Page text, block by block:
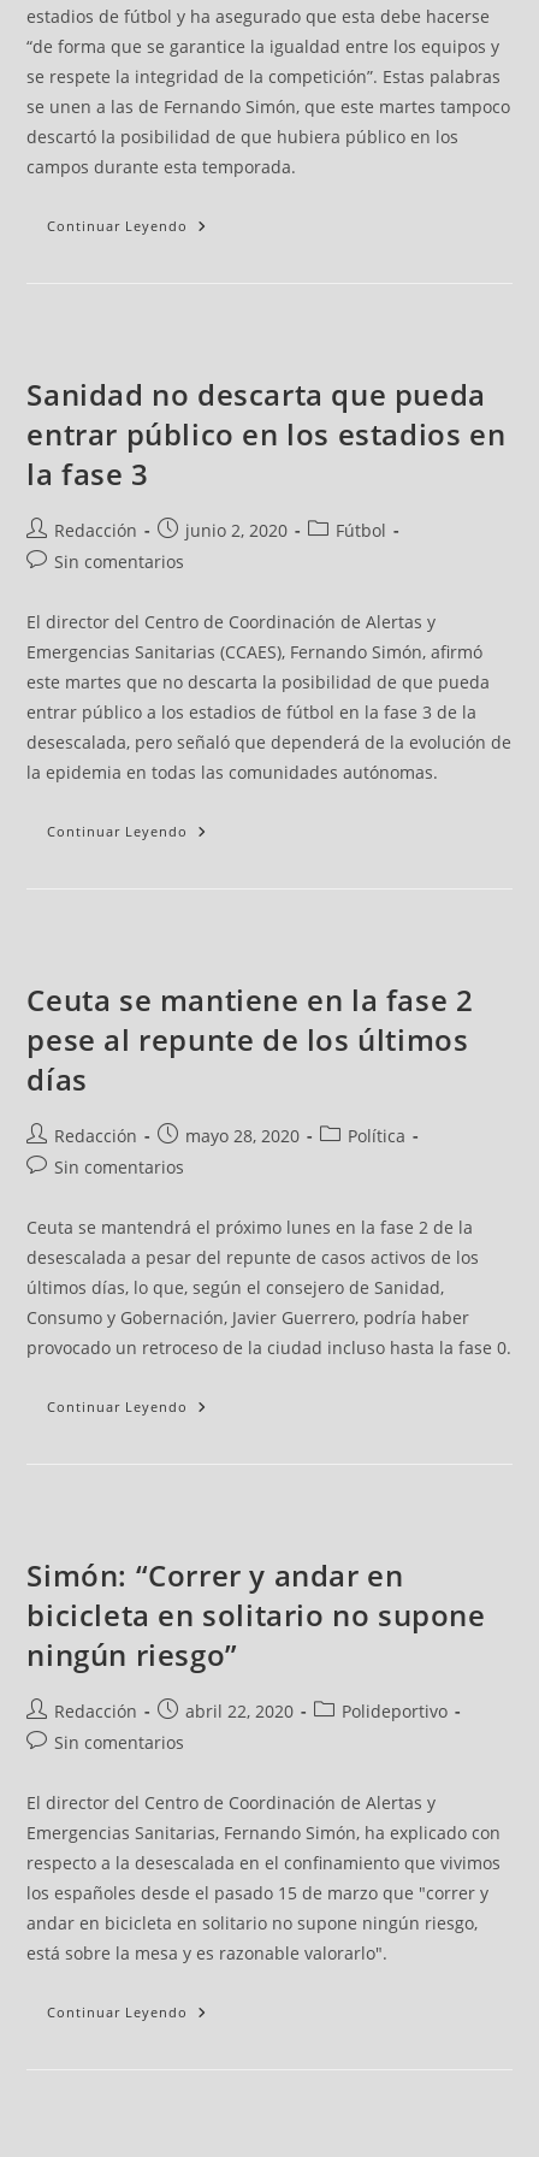
estadios de fútbol y ha asegurado que esta debe hacerse
“de forma que se garantice la igualdad entre los equipos y
se respete la integridad de la competición”. Estas palabras
se unen a las de Fernando Simón, que este martes tampoco
descartó la posibilidad de que hubiera público en los
campos durante esta temporada.
Continuar Leyendo
Sanidad no descarta que pueda
entrar público en los estadios en
la fase 3
Redacción junio 2, 2020
Fútbol
Sin comentarios
El director del Centro de Coordinación de Alertas y
Emergencias Sanitarias (CCAES), Fernando Simón, afirmó
este martes que no descarta la posibilidad de que pueda
entrar público a los estadios de fútbol en la fase 3 de la
desescalada, pero señaló que dependerá de la evolución de
la epidemia en todas las comunidades autónomas.
Continuar Leyendo
Ceuta se mantiene en la fase 2
pese al repunte de los últimos
días
Redacción mayo 28, 2020
Política
Sin comentarios
Ceuta se mantendrá el próximo lunes en la fase 2 de la
desescalada a pesar del repunte de casos activos de los
últimos días, lo que, según el consejero de Sanidad,
Consumo y Gobernación, Javier Guerrero, podría haber
provocado un retroceso de la ciudad incluso hasta la fase 0.
Continuar Leyendo
Simón: “Correr y andar en
bicicleta en solitario no supone
ningún riesgo”
Redacción abril 22, 2020
Polideportivo
Sin comentarios
El director del Centro de Coordinación de Alertas y
Emergencias Sanitarias, Fernando Simón, ha explicado con
respecto a la desescalada en el confinamiento que vivimos
los españoles desde el pasado 15 de marzo que "correr y
andar en bicicleta en solitario no supone ningún riesgo,
está sobre la mesa y es razonable valorarlo".
Continuar Leyendo